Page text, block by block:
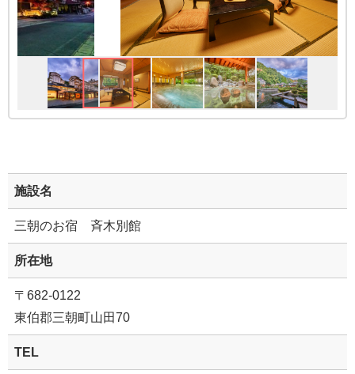
施設名
三朝のお宿 斉木別館
所在地
〒682-0122
東伯郡三朝町山田70
TEL